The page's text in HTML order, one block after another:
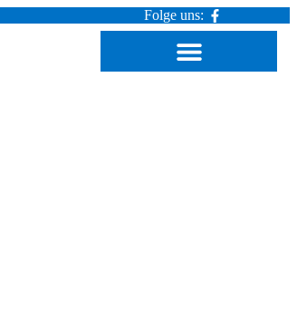
Folge uns: